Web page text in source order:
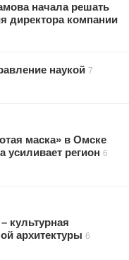
начала решать
директора компании
наукой 7
маска» в Омске
усиливает регион 6
культурная
архитектуры 6